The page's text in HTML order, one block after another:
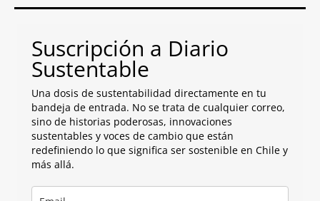
Suscripción a Diario
Sustentable
Una dosis de sustentabilidad directamente en tu
bandeja de entrada. No se trata de cualquier correo,
sino de historias poderosas, innovaciones
sustentables y voces de cambio que están
redefiniendo lo que significa ser sostenible en Chile y
más allá.